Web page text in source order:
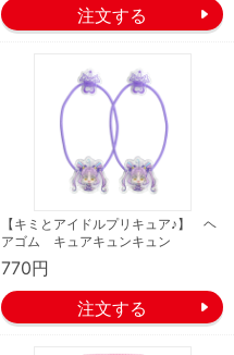
【キミとアイドルプリキュア♪】 ヘ
アゴム キュアキュンキュン
770円